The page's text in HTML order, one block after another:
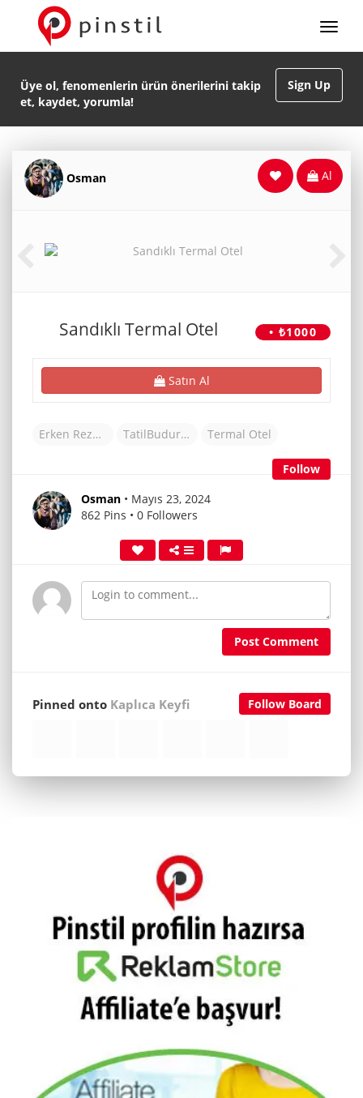
Sign Up
Üye ol, fenomenlerin ürün önerilerini takip
et, kaydet, yorumla!
Osman Al
• ₺1000
Sandıklı Termal Otel
Satın Al
Erken Rezervasyon Otelleri TatilBudur Otel Termal Otel
Follow
Osman • Mayıs 23, 2024
862 Pins • 0 Followers
Post Comment
Follow Board
Pinned onto Kaplıca Keyfi